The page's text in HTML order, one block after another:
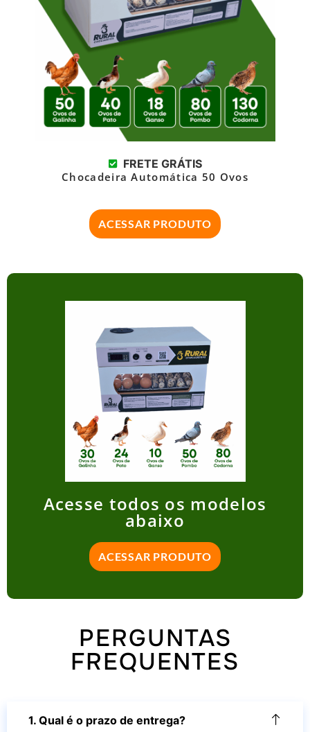
FRETE GRÁTIS
Chocadeira Automática 50 Ovos
ACESSAR PRODUTO
Acesse todos os modelos
abaixo
ACESSAR PRODUTO
PERGUNTAS
FREQUENTES
1. Qual é o prazo de entrega?